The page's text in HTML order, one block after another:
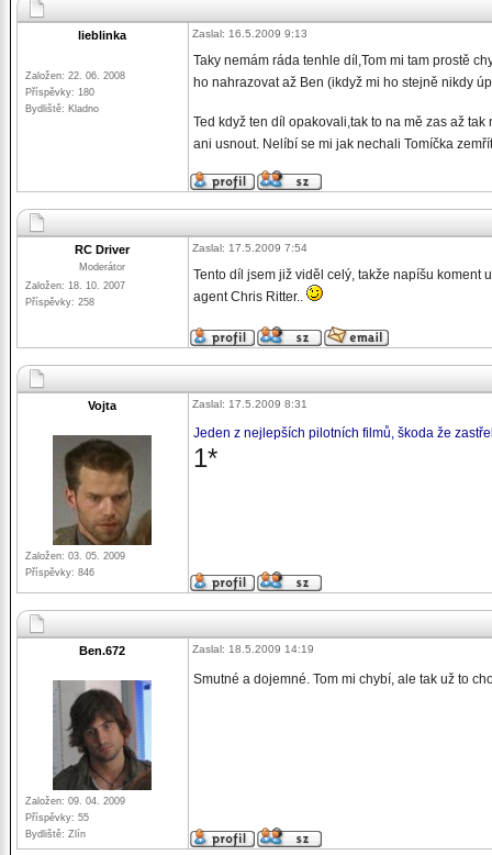
lieblinka
Založen: 22. 06. 2008
Příspěvky: 180
Bydliště: Kladno
Zaslal: 16.5.2009 9:13
Taky nemám ráda tenhle díl,Tom mi tam prostě
ho nahrazovat až Ben (ikdyž mi ho stejně nikdy
Ted když ten díl opakovali,tak to na mě zas až
ani usnout. Nelíbí se mi jak nechali Tomíčka
RC Driver
Moderátor
Založen: 18. 10. 2007
Příspěvky: 258
Zaslal: 17.5.2009 7:54
Tento díl jsem již viděl celý, takže napíšu koment
agent Chris Ritter..
Vojta
Založen: 03. 05. 2009
Příspěvky: 846
Zaslal: 17.5.2009 8:31
Jeden z nejlepších pilotních filmů, škoda že
1*
Ben.672
Založen: 09. 04. 2009
Příspěvky: 55
Bydliště: Zlín
Zaslal: 18.5.2009 14:19
Smutné a dojemné. Tom mi chybí, ale tak už to